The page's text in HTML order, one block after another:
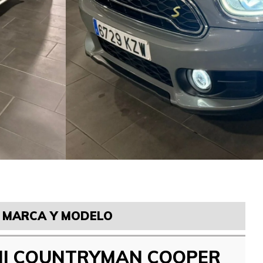
MARCA Y MODELO
COUNTRYMAN COOPER